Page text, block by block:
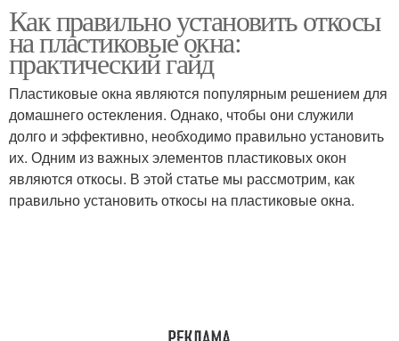
Внутренние откосы Деревянные откосы
Откосы из ламината Откосы из сэндвич
Как правильно установить откосы
на пластиковые окна:
практический гайд
Пластиковые окна являются популярным решением для
домашнего остекления. Однако, чтобы они служили
долго и эффективно, необходимо правильно установить
их. Одним из важных элементов пластиковых окон
являются откосы. В этой статье мы рассмотрим, как
правильно установить откосы на пластиковые окна.